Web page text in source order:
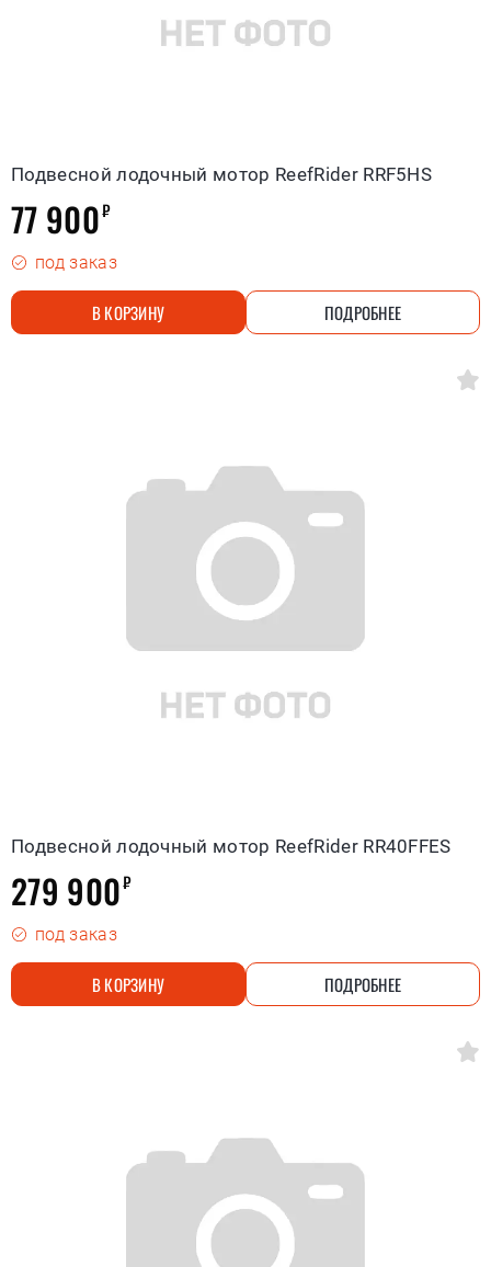
Подвесной лодочный мотор ReefRider RRF5HS
77 900₽
под заказ
В КОРЗИНУ ПОДРОБНЕЕ
Подвесной лодочный мотор ReefRider RR40FFES
279 900₽
под заказ
В КОРЗИНУ ПОДРОБНЕЕ